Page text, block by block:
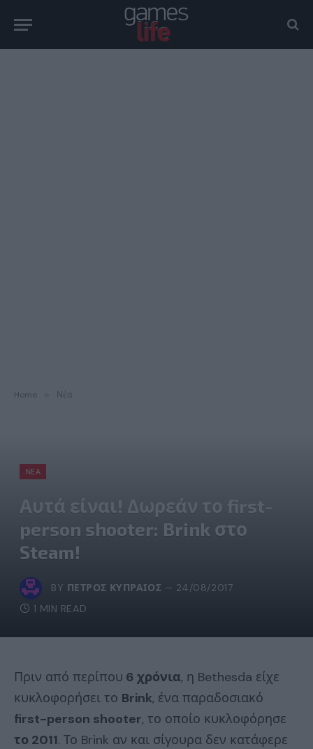
Home Νέα
ΝΈΑ
Αυτά είναι! Δωρεάν το first-
person shooter: Brink στο
Steam!
BY ΠΈΤΡΟΣ ΚΥΠΡΑΊΟΣ
24/08/2017
1 MIN READ
Πριν από περίπου 6 χρόνια, η Bethesda είχε
κυκλοφορήσει το Brink, ένα παραδοσιακό
first-person shooter, το οποίο κυκλοφόρησε
το 2011. Το Brink αν και σίγουρα δεν κατάφερε